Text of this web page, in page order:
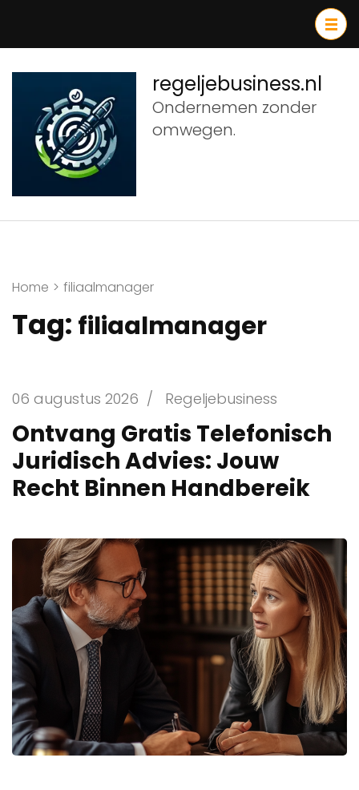
inhoud
(druk
Enter)
regeljebusiness.nl
Ondernemen zonder
omwegen.
Home > filiaalmanager
Tag: filiaalmanager
06 augustus 2026 / Regeljebusiness
Ontvang Gratis Telefonisch
Juridisch Advies: Jouw
Recht Binnen Handbereik